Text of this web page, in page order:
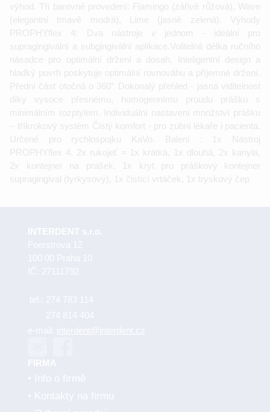
výhod. Tři barevné provedení: Flamingo (zářivě růžová), Wave
(elegantní tmavě modrá), Lime (jasně zelená). Výhody
PROPHYflex 4: Dva nástroje v jednom - ideální pro
supragingivální a subgingivální aplikace.Volitelná délka ručního
násadce pro optimální držení a dosah. Inteligentní design a
hladký povrh poskytuje optimální rovnováhu a příjemné držení.
Přední část otočná o 360° Dokonalý přehled - jasná viditelnost
díky vysoce přesnému, homogennímu proudu prášku s
minimálním rozptylem. Individuální nastavení množství prášku
– tříkrokový systém Čistý komfort - pro zubní lékaře i pacienta.
Určené pro rychlospojku KaVo. Balení : 1x Nástroj
PROPHYflex 4, 2x rukojeť = 1x krátká, 1x dlouhá, 2x kanyla,
2x kontejner na prášek, 1x kryt pro práškový kontejner
supragingival (tyrkysový), 1x čistící vrtáček, 1x tryskový čep